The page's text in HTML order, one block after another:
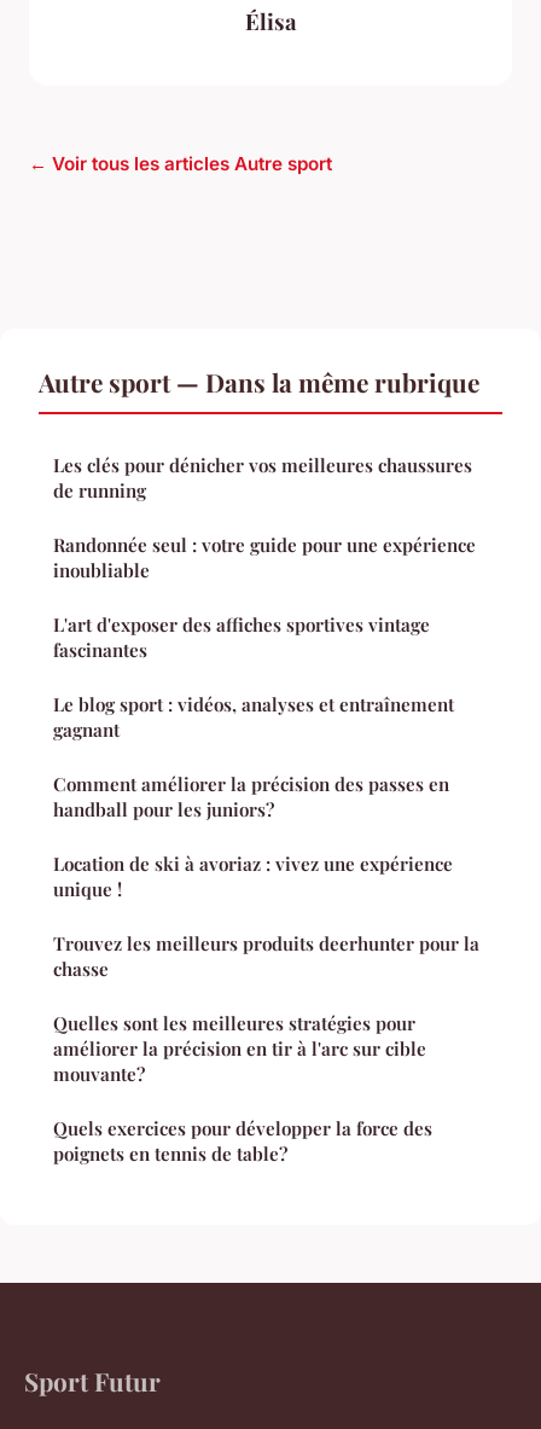
Élisa
← Voir tous les articles Autre sport
Autre sport — Dans la même rubrique
Les clés pour dénicher vos meilleures chaussures
de running
Randonnée seul : votre guide pour une expérience
inoubliable
L'art d'exposer des affiches sportives vintage
fascinantes
Le blog sport : vidéos, analyses et entraînement
gagnant
Comment améliorer la précision des passes en
handball pour les juniors?
Location de ski à avoriaz : vivez une expérience
unique !
Trouvez les meilleurs produits deerhunter pour la
chasse
Quelles sont les meilleures stratégies pour
améliorer la précision en tir à l'arc sur cible
mouvante?
Quels exercices pour développer la force des
poignets en tennis de table?
Sport Futur